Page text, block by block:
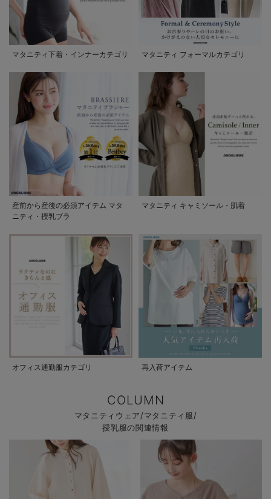
マタニティ下着・インナーカテゴリ マタニティ フォーマルカテゴリ
産前から産後の必須アイテム マタ
ニティ・授乳ブラ
マタニティ キャミソール・肌着
オフィス通勤服カテゴリ 再入荷アイテム
COLUMN
マタニティウェア/マタニティ服/
授乳服の関連情報